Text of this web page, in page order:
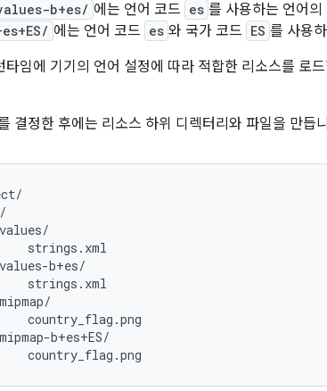
b+es/ 에는 언어 코드 es 를 사용하는 언어
에는 언어 코드 es 와 국가 코드 ES 를 사용
임에 기기의 언어 설정에 따라 적합한 리소스를 로
결정한 후에는 리소스 하위 디렉터리와 파일을 만듭
strings.xml
b+es/
strings.xml
country_flag.png
b+es+ES/